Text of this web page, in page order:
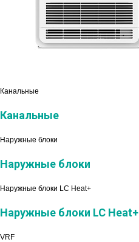
Канальные
Канальные
Наружные блоки
Наружные блоки
Наружные блоки LC Heat+
Наружные блоки LC Heat+
VRF